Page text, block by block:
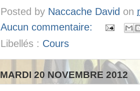
Posted by Naccache David on
Aucun commentaire:
Libellés : Cours
MARDI 20 NOVEMBRE 2012